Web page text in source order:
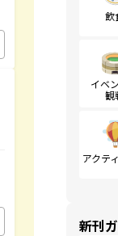
飲
イベ
観
アクテ
新刊